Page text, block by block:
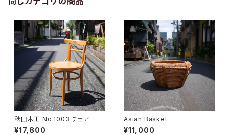
秋田木工 No.1003 チェア
¥17,800
Asian Basket
¥11,000